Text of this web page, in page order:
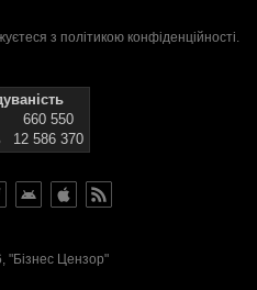
з політикою конфіденційності.
660 550
12 586 370
Цензор"